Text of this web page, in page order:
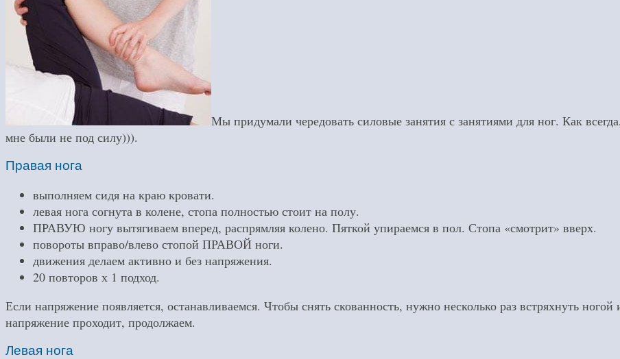
Мы придумали чередовать силовые занятия с занятиями для ног. Как
мне были не под силу))).
Правая нога
выполняем сидя на краю кровати.
левая нога согнута в колене, стопа полностью стоит на полу.
ПРАВУЮ ногу вытягиваем вперед, распрямляя колено. Пяткой упираемся в пол. Стопа «смотрит» вверх.
повороты вправо/влево стопой ПРАВОЙ ноги.
движения делаем активно и без напряжения.
20 повторов х 1 подход.
Если напряжение появляется, останавливаемся. Чтобы снять скованность, нужно несколько раз встряхнуть
напряжение проходит, продолжаем.
Левая нога